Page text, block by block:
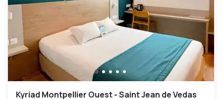
Kyriad Montpellier Ouest - Saint Jean de Vedas